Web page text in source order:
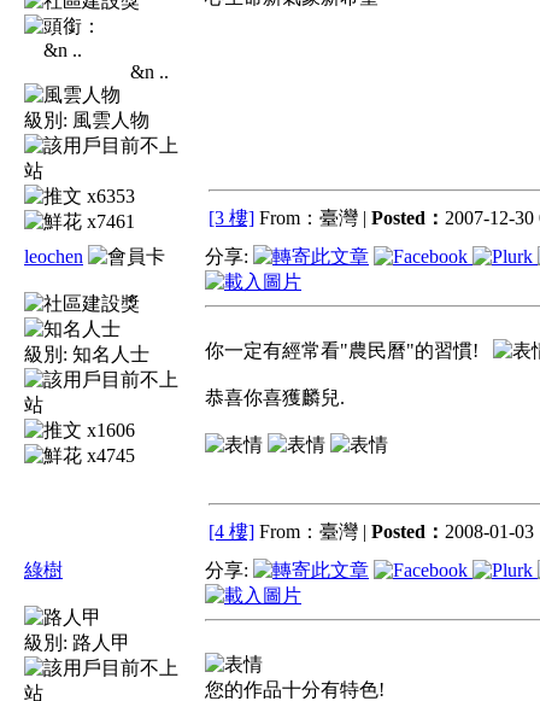
&n ..
級別: 風雲人物
x6353
x7461
[3 樓] From：臺灣 | Posted： 2007-12-30
leochen
級別: 知名人士
x1606
x4745
分享:
你一定有經常看"農民曆"的習慣!
恭喜你喜獲麟兒.
[4 樓] From：臺灣 | Posted： 2008-01-03
綠樹
級別: 路人甲
分享:
您的作品十分有特色!